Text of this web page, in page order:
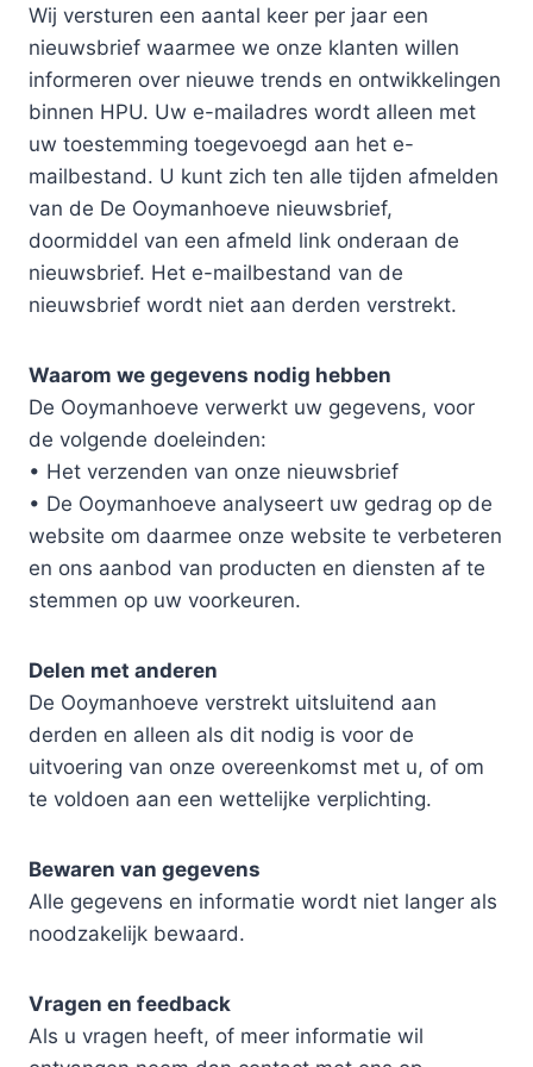
Wij versturen een aantal keer per jaar een
nieuwsbrief waarmee we onze klanten willen
informeren over nieuwe trends en ontwikkelingen
binnen HPU. Uw e-mailadres wordt alleen met
uw toestemming toegevoegd aan het e-
mailbestand. U kunt zich ten alle tijden afmelden
van de De Ooymanhoeve nieuwsbrief,
doormiddel van een afmeld link onderaan de
nieuwsbrief. Het e-mailbestand van de
nieuwsbrief wordt niet aan derden verstrekt.
Waarom we gegevens nodig hebben
De Ooymanhoeve verwerkt uw gegevens, voor
de volgende doeleinden:
• Het verzenden van onze nieuwsbrief
• De Ooymanhoeve analyseert uw gedrag op de
website om daarmee onze website te verbeteren
en ons aanbod van producten en diensten af te
stemmen op uw voorkeuren.
Delen met anderen
De Ooymanhoeve verstrekt uitsluitend aan
derden en alleen als dit nodig is voor de
uitvoering van onze overeenkomst met u, of om
te voldoen aan een wettelijke verplichting.
Bewaren van gegevens
Alle gegevens en informatie wordt niet langer als
noodzakelijk bewaard.
Vragen en feedback
Als u vragen heeft, of meer informatie wil